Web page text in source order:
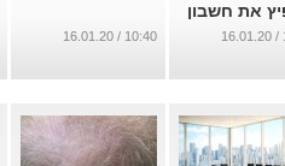
את חשבון
שלכם
10:40 / 16.01.20